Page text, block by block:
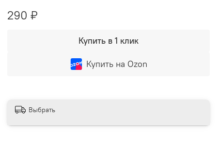
290 ₽
Купить в 1 клик
Купить на Ozon
Выбрать